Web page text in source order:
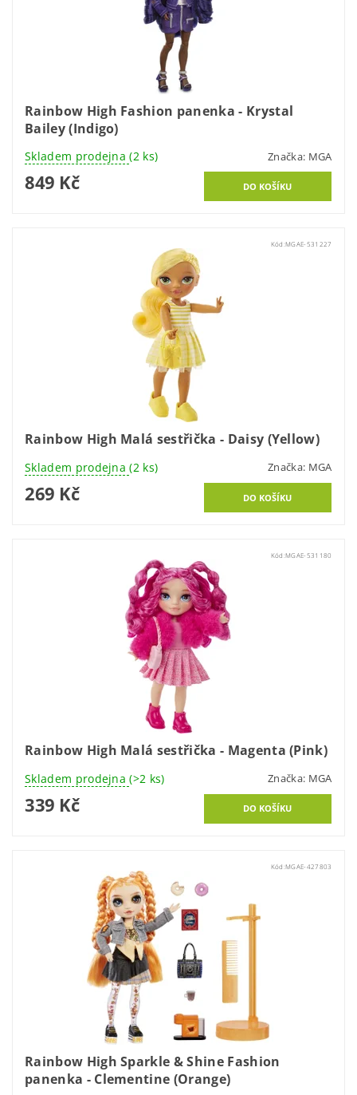
Rainbow High Fashion panenka - Krystal
Bailey (Indigo)
Skladem prodejna(2 ks) Značka: MGA
849 Kč
Kód:MGAE-531227
Rainbow High Malá sestřička - Daisy (Yellow)
Skladem prodejna(2 ks) Značka: MGA
269 Kč
Kód: MGAE-531180
Rainbow High Malá sestřička - Magenta (Pink)
Skladem prodejna(>2 ks) Značka: MGA
339 Kč
Kód: MGAE-427803
Rainbow High Sparkle & Shine Fashion
panenka - Clementine (Orange)